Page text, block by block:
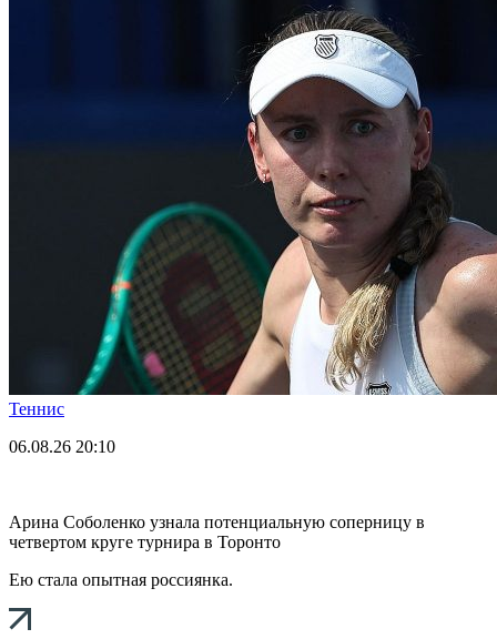
Теннис
06.08.26 20:10
Арина Соболенко узнала потенциальную соперницу в
четвертом круге турнира в Торонто
Ею стала опытная россиянка.